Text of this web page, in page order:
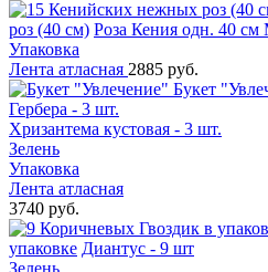
роз (40 см) Роза Кения одн. 40
Упаковка
Лента атласная 2885 руб.
Букет
Гербера - 3 шт.
Хризантема кустовая - 3 шт.
Зелень
Упаковка
Лента атласная
3740 руб.
упаковке Диантус - 9 шт
Зелень